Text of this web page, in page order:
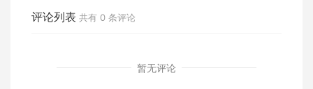
评论列表 共有 0 条评论
暂无评论